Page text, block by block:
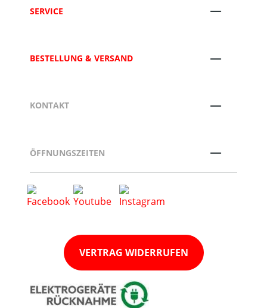
SERVICE
BESTELLUNG & VERSAND
KONTAKT
ÖFFNUNGSZEITEN
VERTRAG WIDERRUFEN